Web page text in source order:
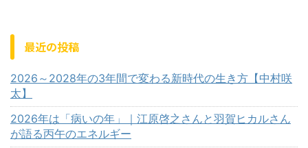
最近の投稿
2026～2028年の3年間で変わる新時代の生き方【中村咲
太】
2026年は「病いの年」｜江原啓之さんと羽賀ヒカルさん
が語る丙午のエネルギー